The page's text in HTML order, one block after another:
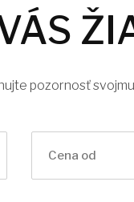
pozornosť